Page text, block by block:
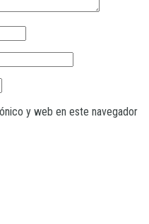
y web en este navegador